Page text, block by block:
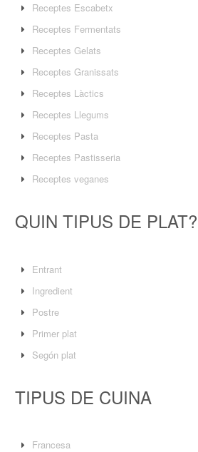
Receptes Escabetx
Receptes Fermentats
Receptes Gelats
Receptes Granissats
Receptes Làctics
Receptes Llegums
Receptes Pasta
Receptes Pastisseria
Receptes veganes
QUIN TIPUS DE PLAT?
Entrant
Ingredient
Postre
Primer plat
Segón plat
TIPUS DE CUINA
Francesa